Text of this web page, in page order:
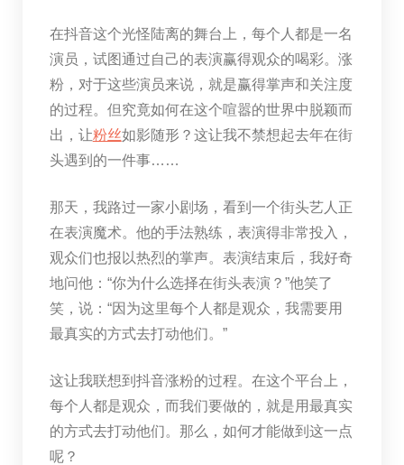
在抖音这个光怪陆离的舞台上，每个人都是一名
演员，试图通过自己的表演赢得观众的喝彩。涨
粉，对于这些演员来说，就是赢得掌声和关注度
的过程。但究竟如何在这个喧嚣的世界中脱颖而
出，让粉丝如影随形？这让我不禁想起去年在街
头遇到的一件事……
那天，我路过一家小剧场，看到一个街头艺人正
在表演魔术。他的手法熟练，表演得非常投入，
观众们也报以热烈的掌声。表演结束后，我好奇
地问他：“你为什么选择在街头表演？”他笑了
笑，说：“因为这里每个人都是观众，我需要用
最真实的方式去打动他们。”
这让我联想到抖音涨粉的过程。在这个平台上，
每个人都是观众，而我们要做的，就是用最真实
的方式去打动他们。那么，如何才能做到这一点
呢？